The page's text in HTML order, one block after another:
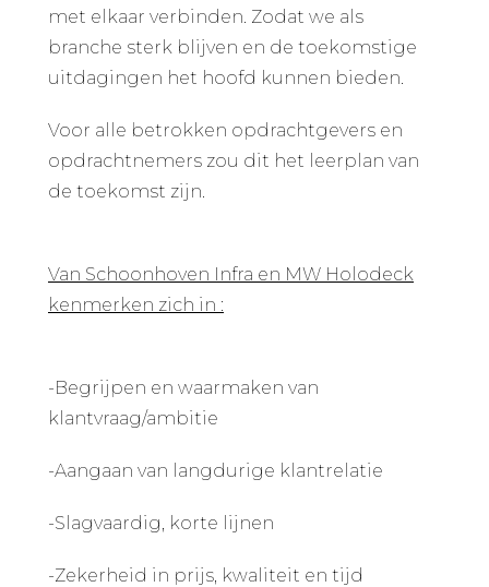
met elkaar verbinden. Zodat we als
branche sterk blijven en de toekomstige
uitdagingen het hoofd kunnen bieden.
Voor alle betrokken opdrachtgevers en
opdrachtnemers zou dit het leerplan van
de toekomst zijn.
Van Schoonhoven Infra en MW Holodeck
kenmerken zich in :
-Begrijpen en waarmaken van
klantvraag/ambitie
-Aangaan van langdurige klantrelatie
-Slagvaardig, korte lijnen
-Zekerheid in prijs, kwaliteit en tijd